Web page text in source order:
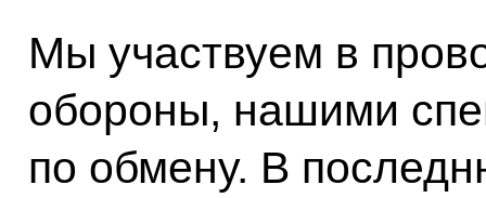
Мы участвуем в
обороны, нашими
по обмену. В